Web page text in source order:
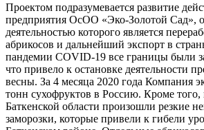
Проектом подразумевается развитие
предприятия ОсОО «Эко-Золотой Сад»,
деятельностью которого является
абрикосов и дальнейший экспорт в
пандемии COVID-19 все границы были
что привело к остановке деятельности
весны. За 4 месяца 2020 года Компания
тонн сухофруктов в Россию. Кроме того,
Баткенской области произошли резкие
заморозки, которые привели к гибели